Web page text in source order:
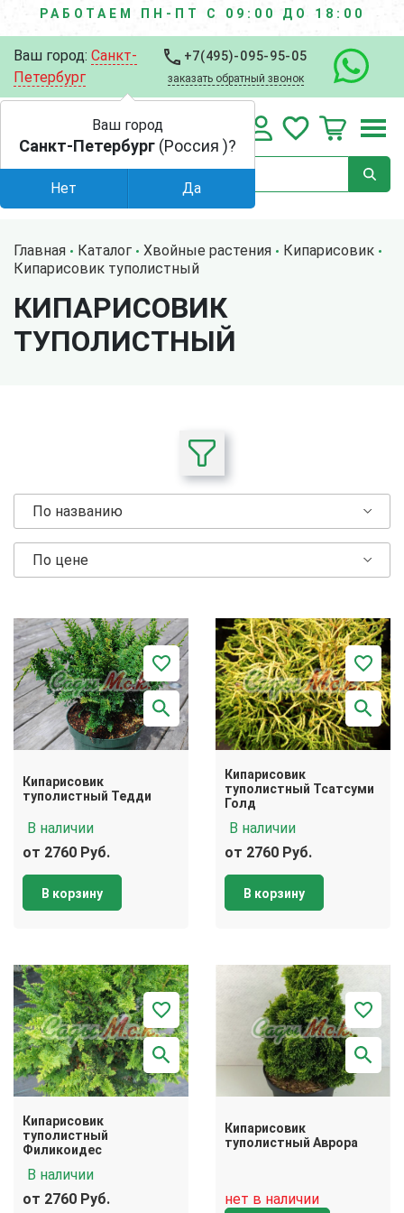
РАБОТАЕМ ПН-ПТ С 09:00 ДО 18:00
Ваш город: Санкт-
Петербург
+7(495)-095-95-05
заказать обратный звонок
Главная Каталог Хвойные растения
Кипарисовик
Кипарисовик туполистный
КИПАРИСОВИК
ТУПОЛИСТНЫЙ
По названию
По цене
Кипарисовик
туполистный Тедди
В наличии
от 2760 Руб.
В корзину
Кипарисовик
туполистный Тсатсуми
Голд
В наличии
от 2760 Руб.
В корзину
Кипарисовик
туполистный
Филикоидес
В наличии
от 2760 Руб.
Кипарисовик
туполистный Аврора
нет в наличии
Ваш город
Санкт-Петербург (Россия )?
Нет Да